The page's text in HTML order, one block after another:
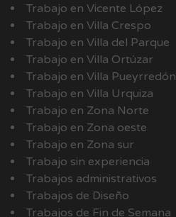
Trabajo en Vicente López
Trabajo en Villa Crespo
Trabajo en Villa del Parque
Trabajo en Villa Ortúzar
Trabajo en Villa Pueyrredón
Trabajo en Villa Urquiza
Trabajo en Zona Norte
Trabajo en Zona oeste
Trabajo en Zona sur
Trabajo sin experiencia
Trabajos administrativos
Trabajos de Diseño
Trabajos de Fin de Semana